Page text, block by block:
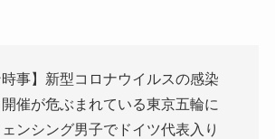
時事】新型コロナウイルスの感染
催が危ぶまれている東京五輪に
ンシング男子でドイツ代表入り